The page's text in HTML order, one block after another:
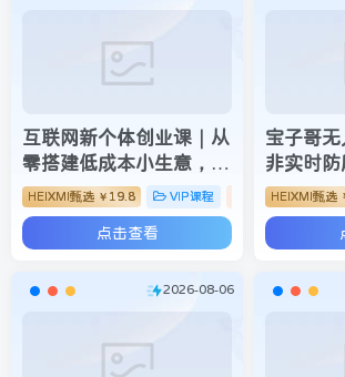
互联网新个体创业课｜从
零搭建低成本小生意，商
业思维+商业模式+流量
实战+个人成长全闭环教
程
HEIXMI甄选 ￥ 19.8 VIP课程 创业分享
点击查看
宝子哥无
非实时防
音快手
轻松开
(更新
HEIXMI甄选
2026-08-06